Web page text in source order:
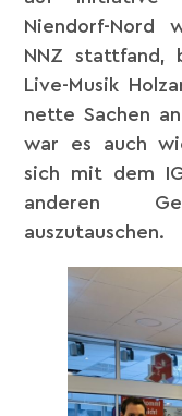
Niendorf-Nord
NNZ stattfand,
Live-Musik
nette Sachen
war es auch
sich mit dem
anderen
auszutauschen.